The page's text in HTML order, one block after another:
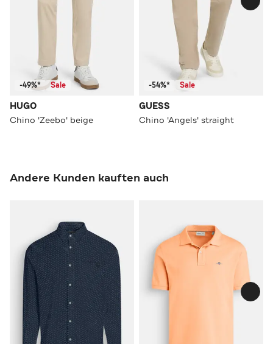
-49%* Sale
HUGO
Chino 'Zeebo' beige
-54%* Sale
GUESS
Chino 'Angels' straight
Andere Kunden kauften auch